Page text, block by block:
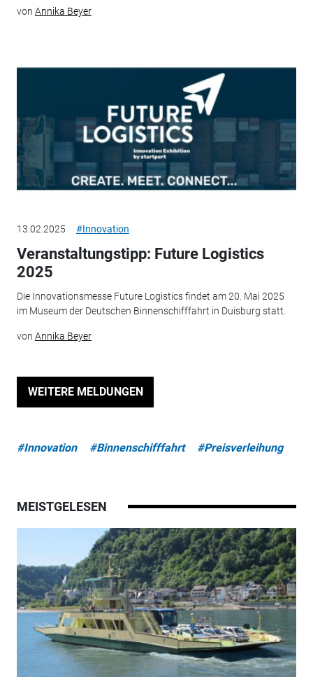
von Annika Beyer
13.02.2025 #Innovation
Veranstaltungstipp: Future Logistics
2025
Die Innovationsmesse Future Logistics findet am 20. Mai 2025
im Museum der Deutschen Binnenschifffahrt in Duisburg statt.
von Annika Beyer
WEITERE MELDUNGEN
#Innovation #Binnenschifffahrt #Preisverleihung
MEISTGELESEN